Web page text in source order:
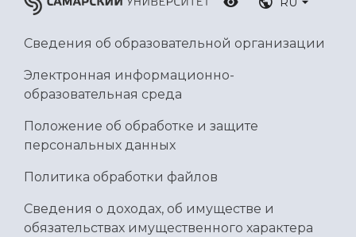
Умный дом бабочек
Официальные документы
Сведения об образовательной организации
Электронная информационно-
образовательная среда
Положение об обработке и защите
персональных данных
Политика обработки файлов
Сведения о доходах, об имуществе и
обязательствах имущественного характера